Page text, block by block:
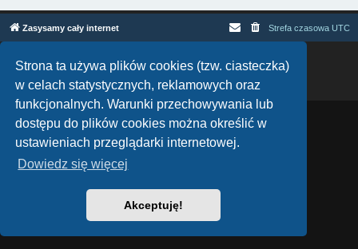
Strona ta używa plików cookies (tzw. ciasteczka)
w celach statystycznych, reklamowych oraz
funkcjonalnych. Warunki przechowywania lub
dostępu do plików cookies można określić w
ustawieniach przeglądarki internetowej.
Dowiedz się więcej
Akceptuję!
Zasysamy cały internet Strefa czasowa UTC
Polski pakiet językowy dostarcza phpBB.pl
Zasady ochrony danych osobowych|Regulamin